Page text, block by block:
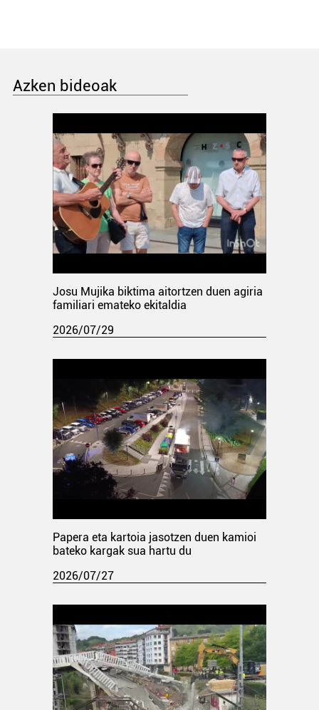
Azken bideoak
Josu Mujika biktima aitortzen duen agiria
familiari emateko ekitaldia
2026/07/29
Papera eta kartoia jasotzen duen kamioi
bateko kargak sua hartu du
2026/07/27